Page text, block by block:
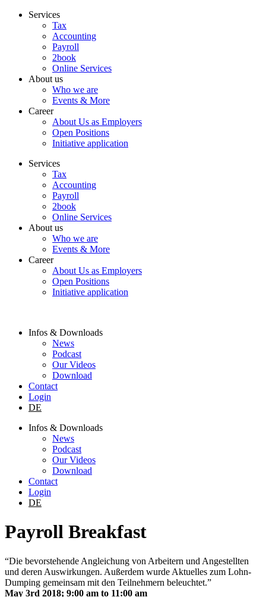
Skip
Services
Tax
Accounting
Payroll
2book
Online Services
About us
Who we are
Events & More
Career
About Us as Employers
Open Positions
Initiative application
Services
Tax
Accounting
Payroll
2book
Online Services
About us
Who we are
Events & More
Career
About Us as Employers
Open Positions
Initiative application
Infos & Downloads
News
Podcast
Our Videos
Download
Contact
Login
DE
Infos & Downloads
News
Podcast
Our Videos
Download
Contact
Login
DE
Payroll Breakfast
“Die bevorstehende Angleichung von Arbeitern und Angestellten
und deren Auswirkungen. Außerdem wurde Aktuelles zum Lohn-
Dumping gemeinsam mit den Teilnehmern beleuchtet.”
May 3rd 2018; 9:00 am to 11:00 am